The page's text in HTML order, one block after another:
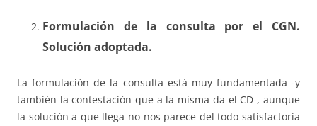
Formulación de la consulta por el CGN.
Solución adoptada.
La formulación de la consulta está muy fundamentada -y
también la contestación que a la misma da el CD-, aunque
la solución a que llega no nos parece del todo satisfactoria